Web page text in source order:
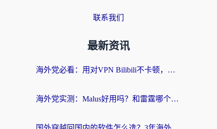
联系我们
最新资讯
海外党必看：用对VPN Bilibili不卡顿，英国玩国内游戏也丝滑——2026回国加速器选择指南
海外党实测：Malus好用吗？和雷霆哪个好？+ 3款热门加速器深度对比